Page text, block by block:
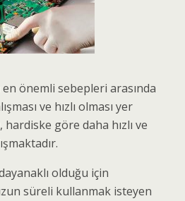
önemli sebepleri arasında
ve hızlı olması yer
hardiske göre daha hızlı ve
olduğu için
süreli kullanmak isteyen